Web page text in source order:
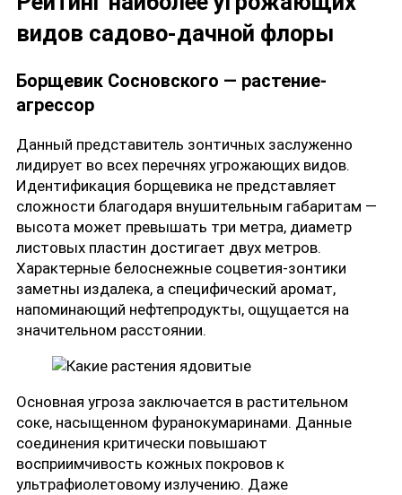
видов садово-дачной флоры
Борщевик Сосновского — растение-
агрессор
Данный представитель зонтичных заслуженно
лидирует во всех перечнях угрожающих видов.
Идентификация борщевика не представляет
сложности благодаря внушительным габаритам —
высота может превышать три метра, диаметр
листовых пластин достигает двух метров.
Характерные белоснежные соцветия-зонтики
заметны издалека, а специфический аромат,
напоминающий нефтепродукты, ощущается на
значительном расстоянии.
Основная угроза заключается в растительном
соке, насыщенном фуранокумаринами. Данные
соединения критически повышают
восприимчивость кожных покровов к
ультрафиолетовому излучению. Даже